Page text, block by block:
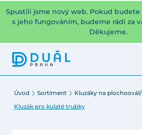
Spustili jsme nový web. Pokud
s jeho fungováním, budeme rádi za
Děkujeme.
Úvod Sortiment
Kluzáky na
Kluzák pro kulaté trubky